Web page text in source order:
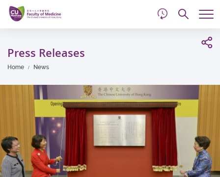
Skip
main
content
Press Releases
Home News